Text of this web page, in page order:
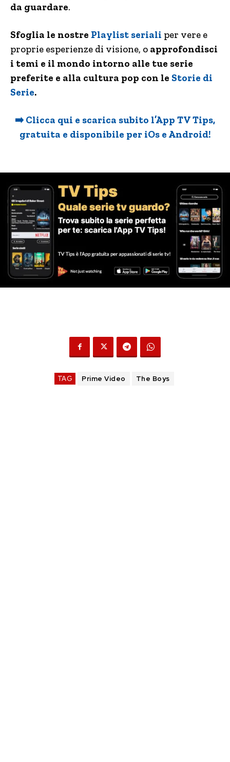
da guardare.
Sfoglia le nostre Playlist seriali per vere e
proprie esperienze di visione, o approfondisci
i temi e il mondo intorno alle tue serie
preferite e alla cultura pop con le Storie di
Serie.
➡️ Clicca qui e scarica subito l’App TV Tips,
gratuita e disponibile per iOs e Android!
TAG Prime Video The Boys